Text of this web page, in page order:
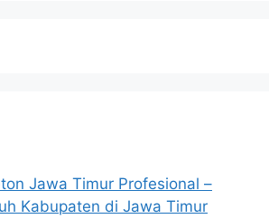
Jawa Timur Profesional –
Kabupaten di Jawa Timur